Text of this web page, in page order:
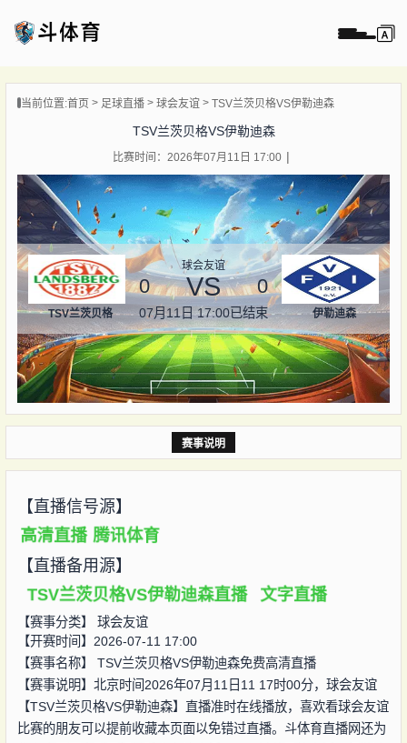
播
像
闻
当前位置:首页 足球直播 球会友谊 TSV兰茨贝格VS伊勒迪森
TSV兰茨贝格VS伊勒迪森
比赛时间：2026年07月11日 17:00
TSV兰茨贝格
球会友谊
0 VS 0
07月11日 17:00已结束 伊勒迪森
赛事说明
【直播信号源】
高清直播 腾讯体育
【直播备用源】
TSV兰茨贝格VS伊勒迪森直播 文字直播
【赛事分类】 球会友谊
【开赛时间】2026-07-11 17:00
【赛事名称】 TSV兰茨贝格VS伊勒迪森免费高清直播
【赛事说明】北京时间2026年07月11日11 17时00分，球会友谊
【TSV兰茨贝格VS伊勒迪森】直播准时在线播放，喜欢看球会友谊
比赛的朋友可以提前收藏本页面以免错过直播。斗体育直播网还为